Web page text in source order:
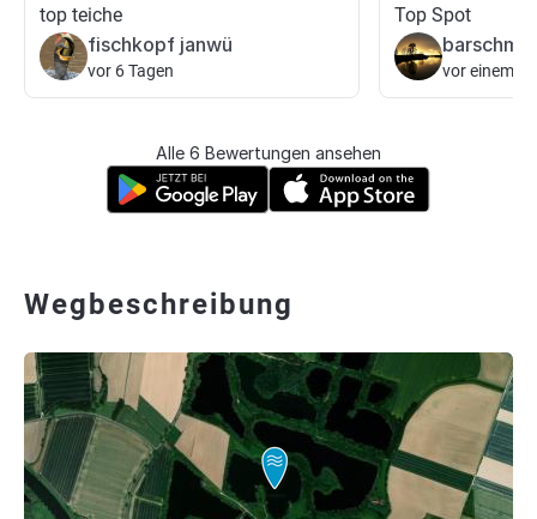
top teiche
fischkopf janwü
vor 6 Tagen
Top Spot
vor einem
Alle 6 Bewertungen ansehen
Wegbeschreibung